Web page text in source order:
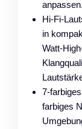
anpassen.
Hi-Fi-
in
Watt-
7-
farbiges